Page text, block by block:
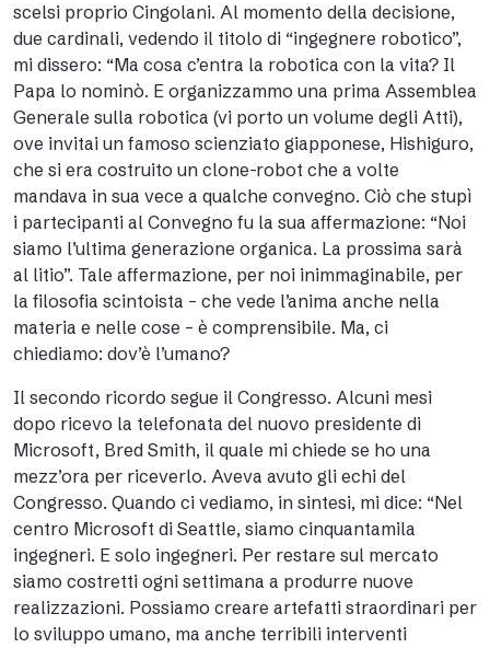
scelsi proprio Cingolani. Al momento della decisione,
due cardinali, vedendo il titolo di “ingegnere robotico”,
mi dissero: “Ma cosa c’entra la robotica con la vita? Il
Papa lo nominò. E organizzammo una prima Assemblea
Generale sulla robotica (vi porto un volume degli Atti),
ove invitai un famoso scienziato giapponese, Hishiguro,
che si era costruito un clone-robot che a volte
mandava in sua vece a qualche convegno. Ciò che stupì
i partecipanti al Convegno fu la sua affermazione: “Noi
siamo l’ultima generazione organica. La prossima sarà
al litio”. Tale affermazione, per noi inimmaginabile, per
la filosofia scintoista – che vede l’anima anche nella
materia e nelle cose – è comprensibile. Ma, ci
chiediamo: dov’è l’umano?
Il secondo ricordo segue il Congresso. Alcuni mesi
dopo ricevo la telefonata del nuovo presidente di
Microsoft, Bred Smith, il quale mi chiede se ho una
mezz’ora per riceverlo. Aveva avuto gli echi del
Congresso. Quando ci vediamo, in sintesi, mi dice: “Nel
centro Microsoft di Seattle, siamo cinquantamila
ingegneri. E solo ingegneri. Per restare sul mercato
siamo costretti ogni settimana a produrre nuove
realizzazioni. Possiamo creare artefatti straordinari per
lo sviluppo umano, ma anche terribili interventi